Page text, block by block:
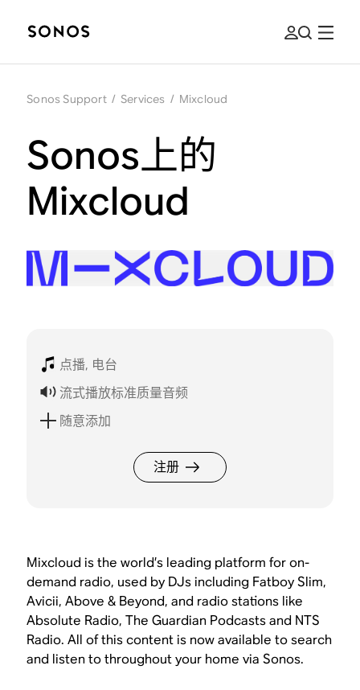
Sonos Support / Services / Mixcloud
Sonos上的
Mixcloud
点播, 电台
流式播放标准质量音频
随意添加
注册
Mixcloud is the world’s leading platform for on-
demand radio, used by DJs including Fatboy Slim,
Avicii, Above & Beyond, and radio stations like
Absolute Radio, The Guardian Podcasts and NTS
Radio. All of this content is now available to search
and listen to throughout your home via Sonos.